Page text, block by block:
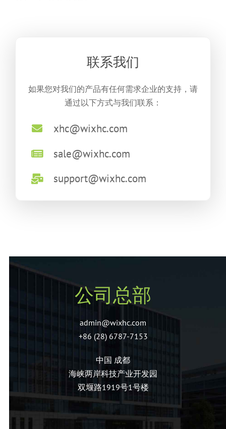
联系我们
如果您对我们的产品有任何需求企业的支持，请
通过以下方式与我们联系：
xhc@wixhc.com
sale@wixhc.com
support@wixhc.com
公司总部
admin@wixhc.com
+86 (28) 6787-7153
中国 成都
海峡两岸科技产业开发园
双堰路1919号1号楼